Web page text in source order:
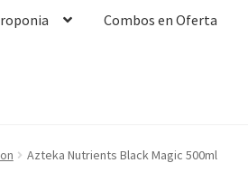
Combos en Oferta
Azteka Nutrients Black Magic 500ml